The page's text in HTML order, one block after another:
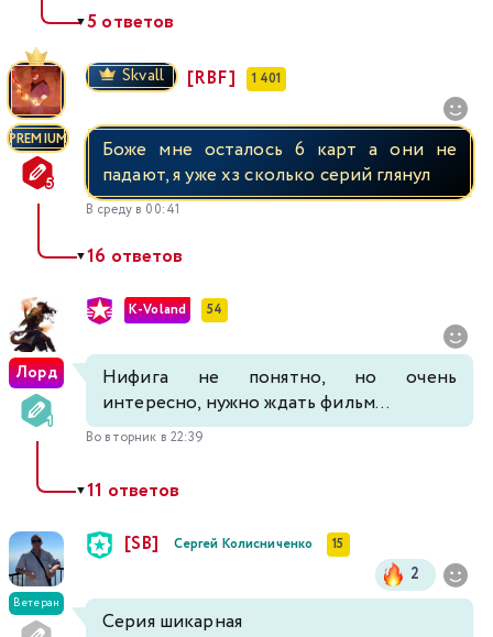
▼5 ответов
PREMIUM
Skvall [RBF] 1 401
Боже мне осталось 6 карт а они не
падают, я уже хз сколько серий глянул
В среду в 00:41
▼16 ответов
Лорд
K-Voland 54
Нифига не понятно, но очень
интересно, нужно ждать фильм...
Во вторник в 22:39
▼11 ответов
Ветеран
[SB] Сергей Колисниченко 15
2
Серия шикарная